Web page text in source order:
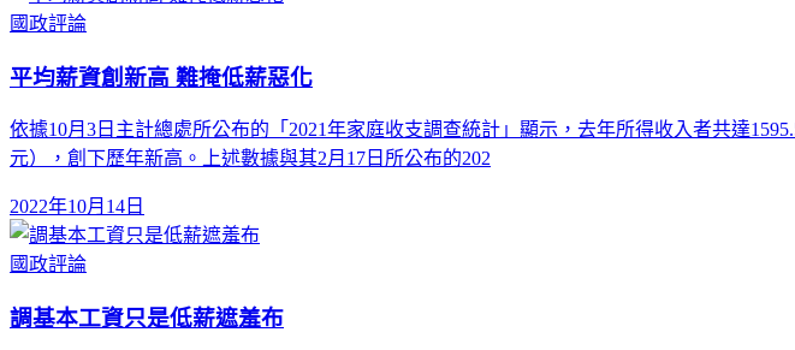
國政評論
平均薪資創新高 難掩低薪惡化
依據10月3日主計總處所公布的「2021年家庭收支調查統計」顯示，去年所得收入者共達
元），創下歷年新高。上述數據與其2月17日所公布的202
2022年10月14日
國政評論
調基本工資只是低薪遮羞布